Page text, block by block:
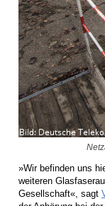
»Wir befinden uns
weiteren
Gesellschaft«, sagt